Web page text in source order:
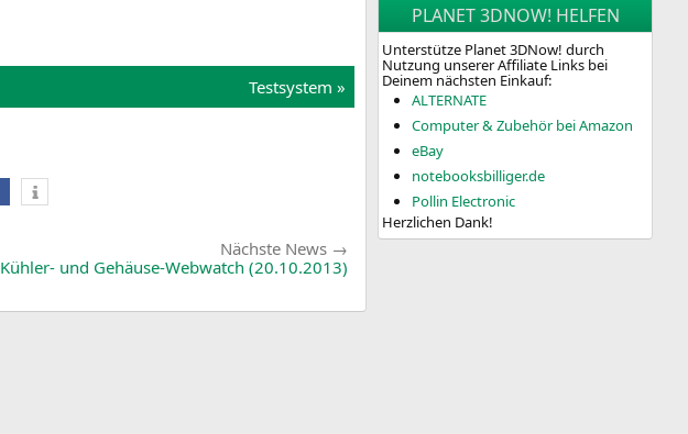
Test­sys­tem »
Nächste News
Kühler- und Gehäuse-Webwatch (20.10.2013)
PLANET 3DNOW! HELFEN
Unterstütze Planet 3DNow! durch
Nutzung unserer Affiliate Links bei
Deinem nächsten Einkauf:
ALTERNATE
Computer & Zubehör bei Amazon
eBay
notebooksbilliger.de
Pollin Electronic
Herzlichen Dank!